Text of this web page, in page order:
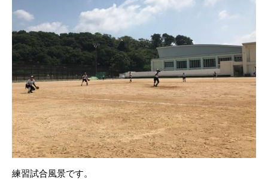
練習試合風景です。